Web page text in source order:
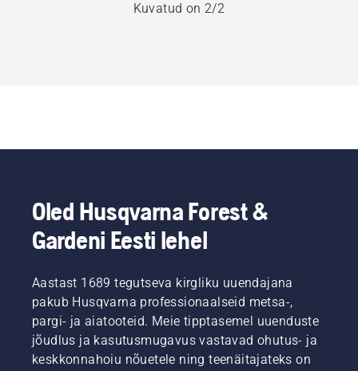
Kuvatud on 2/2
Oled Husqvarna Forest &
Gardeni Eesti lehel
Aastast 1689 tegutseva kirgliku uuendajana
pakub Husqvarna professionaalseid metsa-,
pargi- ja aiatooteid. Meie tipptasemel uuenduste
jõudlus ja kasutusmugavus vastavad ohutus- ja
keskkonnahoiu nõuetele ning teenäitajateks on